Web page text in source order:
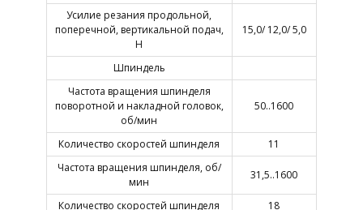
Усилие резания продольной,
поперечной, вертикальной подач,
Н
15,0/ 12,0/ 5,0
Шпиндель
Частота вращения шпинделя
поворотной и накладной головок,
об/мин
50..1600
Количество скоростей шпинделя
11
Частота вращения шпинделя, об/
мин
31,5..1600
Количество скоростей шпинделя 18